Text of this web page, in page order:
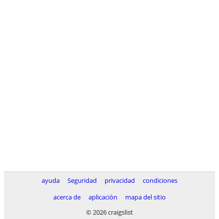
ayuda Seguridad privacidad
condiciones
acerca de
aplicación
mapa del sitio
© 2026 craigslist